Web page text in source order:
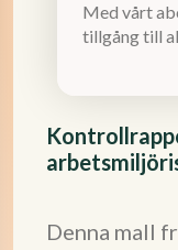
Denna mall
Med vårt
tillgång till